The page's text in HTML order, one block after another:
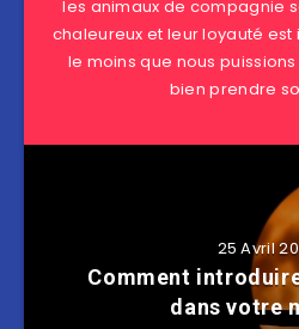
les animaux de compagnie
chaleureux et leur loyauté
le moins que nous
bien prendre
25 Avril
Comment
dans votre